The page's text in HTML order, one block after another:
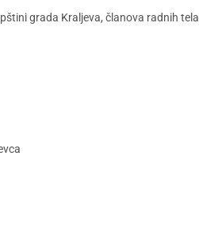
grada Kraljeva, članova radnih tela